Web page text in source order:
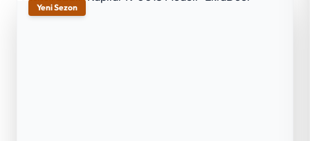
Yeni Sezon